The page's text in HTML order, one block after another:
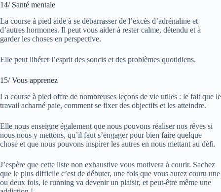
14/ Santé mentale
La course à pied aide à se débarrasser de l’excès d’adrénaline et
d’autres hormones. Il peut vous aider à rester calme, détendu et à
garder les choses en perspective.
Elle peut libérer l’esprit des soucis et des problèmes quotidiens.
15/ Vous apprenez
La course à pied offre de nombreuses leçons de vie utiles : le fait que le
travail acharné paie, comment se fixer des objectifs et les atteindre.
Elle nous enseigne également que nous pouvons réaliser nos rêves si
nous nous y mettons, qu’il faut s’engager pour bien faire quelque
chose et que nous pouvons inspirer les autres en nous mettant au défi.
J’espère que cette liste non exhaustive vous motivera à courir. Sachez
que le plus difficile c’est de débuter, une fois que vous aurez couru une
ou deux fois, le running va devenir un plaisir, et peut-être même une